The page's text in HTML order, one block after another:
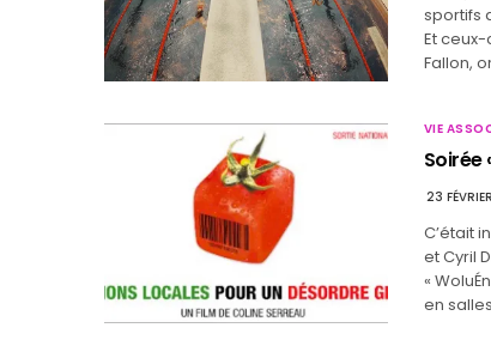
sportifs
Et
Fallon,
VIE
Soirée
23
C’était
et Cyril
«
en